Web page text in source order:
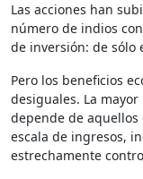
Las acciones han
número de indios
de inversión: de sólo
Pero los beneficios
desiguales. La
depende de
escala de ingresos,
estrechamente